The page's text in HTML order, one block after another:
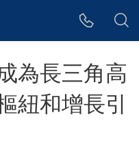
為長三角高
紐和增長引